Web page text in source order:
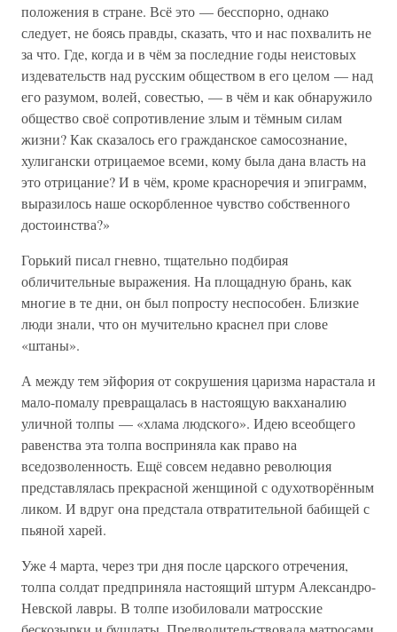
положения в стране. Всё это — бесспорно, однако
следует, не боясь правды, сказать, что и нас похвалить не
за что. Где, когда и в чём за последние годы неистовых
издевательств над русским обществом в его целом — над
его разумом, волей, совестью, — в чём и как обнаружило
общество своё сопротивление злым и тёмным силам
жизни? Как сказалось его гражданское самосознание,
хулигански отрицаемое всеми, кому была дана власть на
это отрицание? И в чём, кроме красноречия и эпиграмм,
выразилось наше оскорбленное чувство собственного
достоинства?»
Горький писал гневно, тщательно подбирая
обличительные выражения. На площадную брань, как
многие в те дни, он был попросту неспособен. Близкие
люди знали, что он мучительно краснел при слове
«штаны».
А между тем эйфория от сокрушения царизма нарастала и
мало-помалу превращалась в настоящую вакханалию
уличной толпы — «хлама людского». Идею всеобщего
равенства эта толпа восприняла как право на
вседозволенность. Ещё совсем недавно революция
представлялась прекрасной женщиной с одухотворённым
ликом. И вдруг она предстала отвратительной бабищей с
пьяной харей.
Уже 4 марта, через три дня после царского отречения,
толпа солдат предприняла настоящий штурм Александро-
Невской лавры. В толпе изобиловали матросские